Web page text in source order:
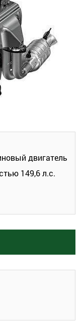
двигатель
149,6 л.с.